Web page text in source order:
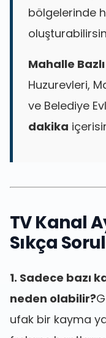
bölgelerinde
Mahalle
Huzurevleri,
ve Belediye
dakika
TV Kanal
Sıkça
1. Sadece bazı
neden olabilir?
ufak bir kayma